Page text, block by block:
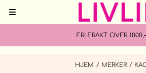
Hopp til innhold
FRI FRAKT OVER
HJEM / MERKER /